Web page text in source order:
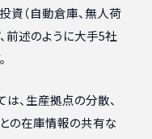
資（自動倉庫、無人荷
前述のように大手5社
、生産拠点の分散、
の在庫情報の共有な